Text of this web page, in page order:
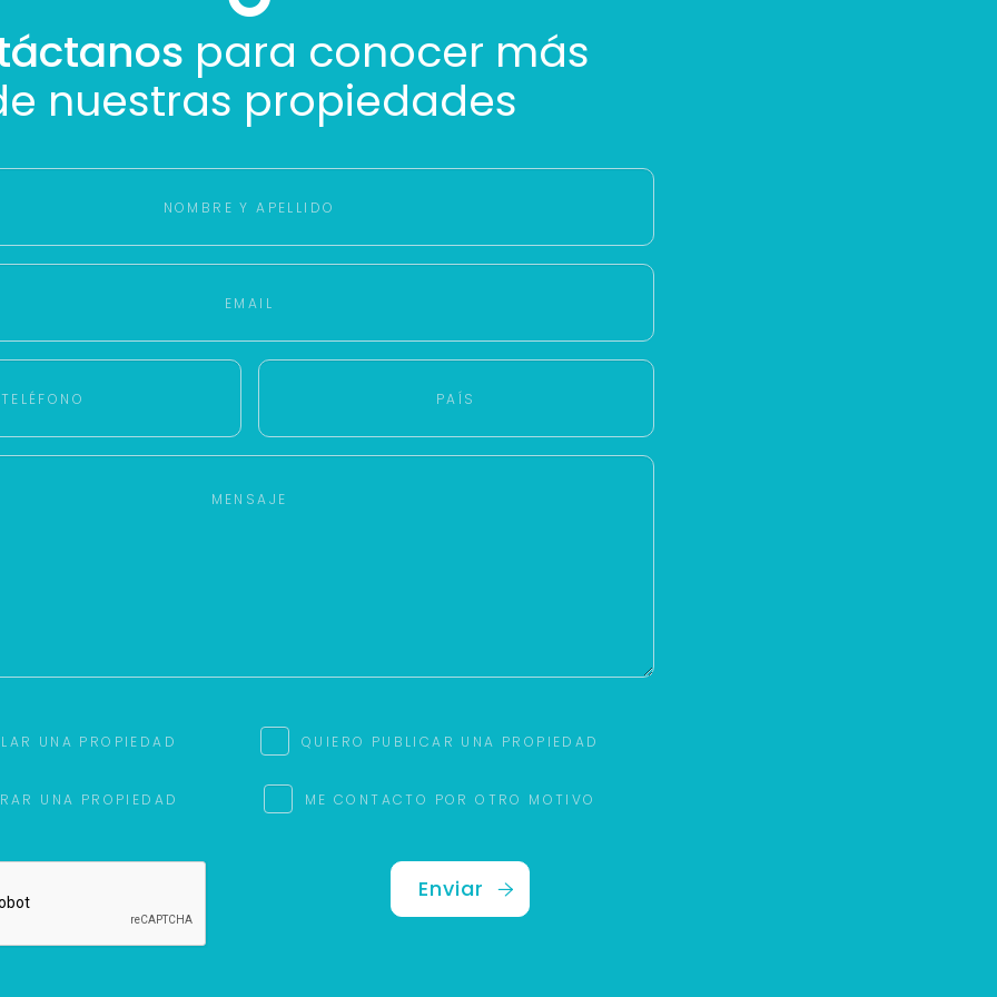
para conocer más
nuestras propiedades
UNA PROPIEDAD QUIERO PUBLICAR UNA PROPIEDAD
UNA PROPIEDAD ME CONTACTO POR OTRO MOTIVO
Enviar